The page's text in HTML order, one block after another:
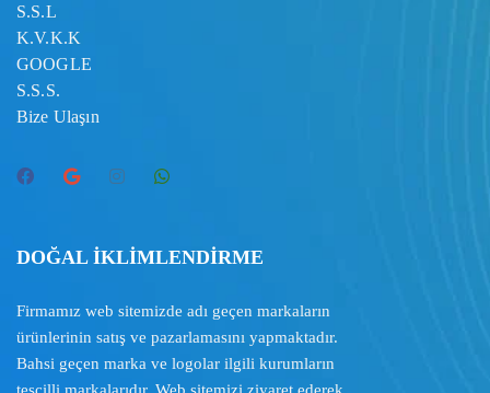
S.S.L
K.V.K.K
GOOGLE
S.S.S.
Bize Ulaşın
DOĞAL İKLİMLENDİRME
Firmamız web sitemizde adı geçen markaların
ürünlerinin satış ve pazarlamasını yapmaktadır.
Bahsi geçen marka ve logolar ilgili kurumların
tescilli markalarıdır. Web sitemizi ziyaret ederek